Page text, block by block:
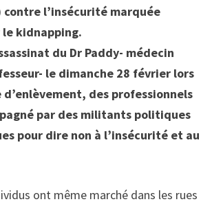
contre l’insécurité marquée
kidnapping.
du Dr Paddy- médecin
le dimanche 28 février lors
des professionnels
par des militants politiques
pour dire non à l’insécurité et au
ont même marché dans les rues